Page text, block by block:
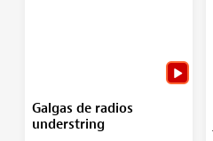
Galgas de radios
understring